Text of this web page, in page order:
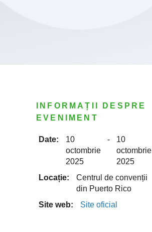
INFORMAȚII DESPRE
EVENIMENT
Date:
10
octombrie
2025
-
10
octombrie
2025
Locație:
Centrul de convenții
din Puerto Rico
Site web:
Site oficial